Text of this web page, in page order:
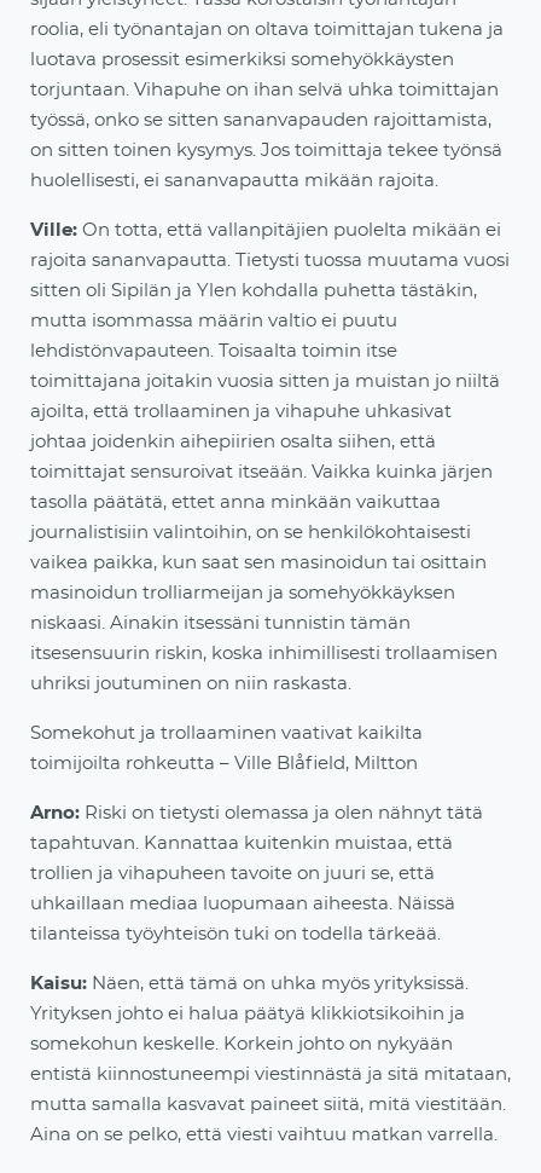
roolia, eli työnantajan on oltava toimittajan tukena ja
luotava prosessit esimerkiksi somehyökkäysten
torjuntaan. Vihapuhe on ihan selvä uhka toimittajan
työssä, onko se sitten sananvapauden rajoittamista,
on sitten toinen kysymys. Jos toimittaja tekee työnsä
huolellisesti, ei sananvapautta mikään rajoita.
Ville: On totta, että vallanpitäjien puolelta mikään ei
rajoita sananvapautta. Tietysti tuossa muutama vuosi
sitten oli Sipilän ja Ylen kohdalla puhetta tästäkin,
mutta isommassa määrin valtio ei puutu
lehdistönvapauteen. Toisaalta toimin itse
toimittajana joitakin vuosia sitten ja muistan jo niiltä
ajoilta, että trollaaminen ja vihapuhe uhkasivat
johtaa joidenkin aihepiirien osalta siihen, että
toimittajat sensuroivat itseään. Vaikka kuinka järjen
tasolla päätätä, ettet anna minkään vaikuttaa
journalistisiin valintoihin, on se henkilökohtaisesti
vaikea paikka, kun saat sen masinoidun tai osittain
masinoidun trolliarmeijan ja somehyökkäyksen
niskaasi. Ainakin itsessäni tunnistin tämän
itsesensuurin riskin, koska inhimillisesti trollaamisen
uhriksi joutuminen on niin raskasta.
Somekohut ja trollaaminen vaativat kaikilta
toimijoilta rohkeutta – Ville Blåfield, Miltton
Arno: Riski on tietysti olemassa ja olen nähnyt tätä
tapahtuvan. Kannattaa kuitenkin muistaa, että
trollien ja vihapuheen tavoite on juuri se, että
uhkaillaan mediaa luopumaan aiheesta. Näissä
tilanteissa työyhteisön tuki on todella tärkeää.
Kaisu: Näen, että tämä on uhka myös yrityksissä.
Yrityksen johto ei halua päätyä klikkiotsikoihin ja
somekohun keskelle. Korkein johto on nykyään
entistä kiinnostuneempi viestinnästä ja sitä mitataan,
mutta samalla kasvavat paineet siitä, mitä viestitään.
Aina on se pelko, että viesti vaihtuu matkan varrella.